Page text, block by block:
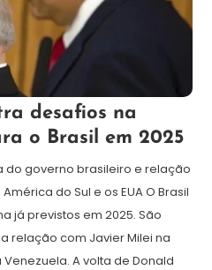
desafios na
o Brasil em 2025
do governo brasileiro e relação
do Sul e os EUA O Brasil
já previstos em 2025. São
relação com Javier Milei na
A volta de Donald